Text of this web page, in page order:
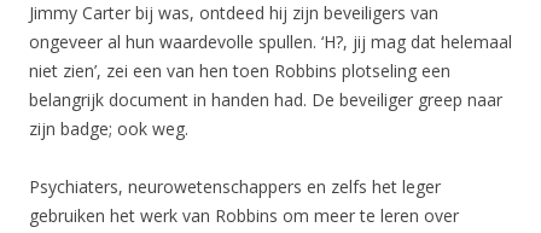
Jimmy Carter bij was, ontdeed hij zijn beveiligers van
ongeveer al hun waardevolle spullen. ‘H?, jij mag dat helemaal
niet zien’, zei een van hen toen Robbins plotseling een
belangrijk document in handen had. De beveiliger greep naar
zijn badge; ook weg.
Psychiaters, neurowetenschappers en zelfs het leger
gebruiken het werk van Robbins om meer te leren over